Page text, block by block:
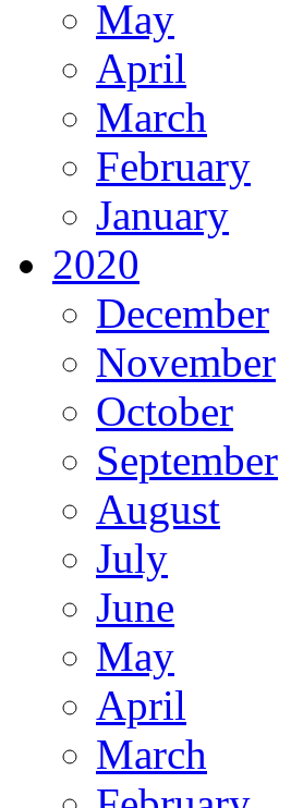
May
April
March
February
January
2020
December
November
October
September
August
July
June
May
April
March